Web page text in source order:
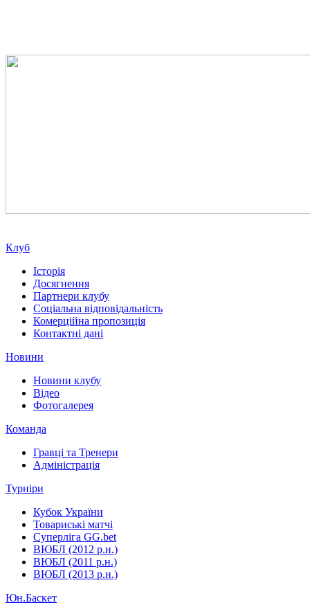
Клуб
Історія
Досягнення
Партнери клубу
Соціальна відповідальність
Комерційна пропозиція
Контактні дані
Новини
Новини клубу
Відео
Фотогалерея
Команда
Гравці та Тренери
Адміністрація
Турніри
Кубок України
Товариські матчі
Суперліга GG.bet
ВЮБЛ (2012 р.н.)
ВЮБЛ (2011 р.н.)
ВЮБЛ (2013 р.н.)
Юн.Баскет